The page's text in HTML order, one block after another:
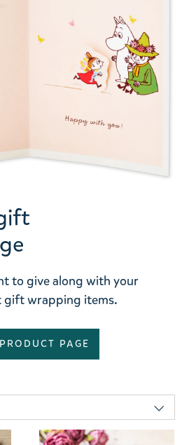
to give along with your
gift wrapping items.
PAGE